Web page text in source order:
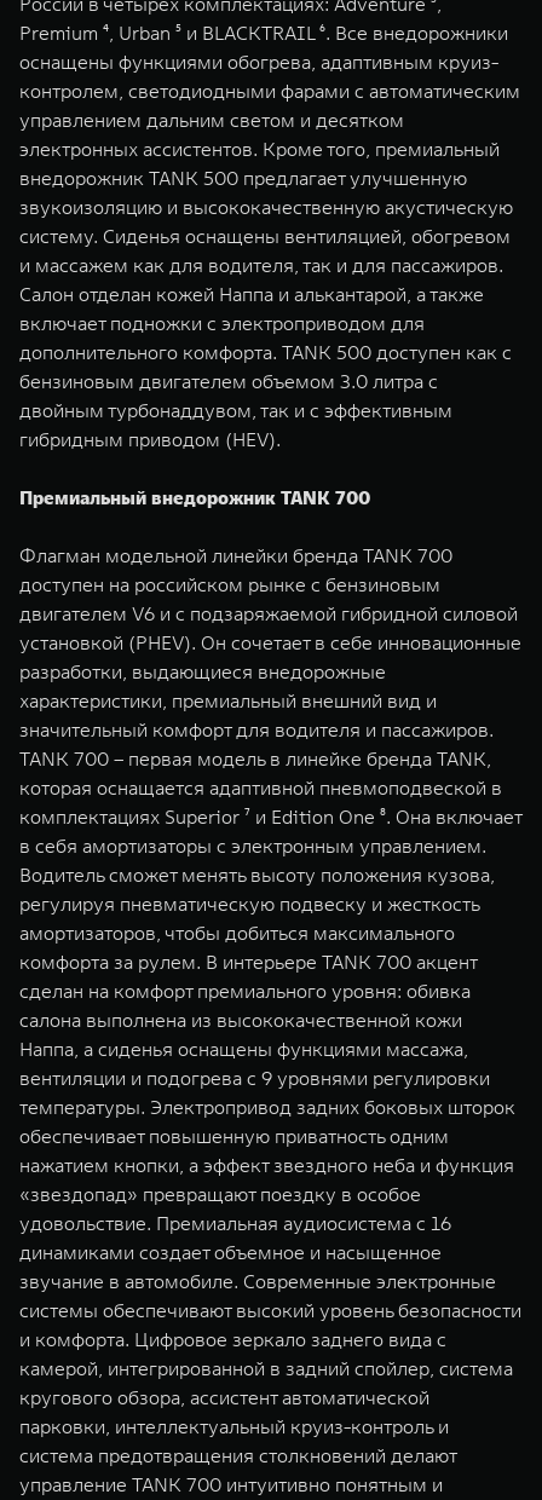
Premium ⁴, Urban ⁵ и BLACKTRAIL ⁶. Все внедорожники
оснащены функциями обогрева, адаптивным круиз-
контролем, светодиодными фарами с автоматическим
управлением дальним светом и десятком
электронных ассистентов. Кроме того, премиальный
внедорожник TANK 500 предлагает улучшенную
звукоизоляцию и высококачественную акустическую
систему. Сиденья оснащены вентиляцией, обогревом
и массажем как для водителя, так и для пассажиров.
Салон отделан кожей Наппа и алькантарой, а также
включает подножки с электроприводом для
дополнительного комфорта. TANK 500 доступен как с
бензиновым двигателем объемом 3.0 литра с
двойным турбонаддувом, так и с эффективным
гибридным приводом (HEV).
Премиальный внедорожник TANK 700
Флагман модельной линейки бренда TANK 700
доступен на российском рынке с бензиновым
двигателем V6 и c подзаряжаемой гибридной силовой
установкой (PHEV). Он сочетает в себе инновационные
разработки, выдающиеся внедорожные
характеристики, премиальный внешний вид и
значительный комфорт для водителя и пассажиров.
TANK 700 – первая модель в линейке бренда TANK,
которая оснащается адаптивной пневмоподвеской в
комплектациях Superior ⁷ и Edition One ⁸. Она включает
в себя амортизаторы с электронным управлением.
Водитель сможет менять высоту положения кузова,
регулируя пневматическую подвеску и жесткость
амортизаторов, чтобы добиться максимального
комфорта за рулем. В интерьере TANK 700 акцент
сделан на комфорт премиального уровня: обивка
салона выполнена из высококачественной кожи
Наппа, а сиденья оснащены функциями массажа,
вентиляции и подогрева с 9 уровнями регулировки
температуры. Электропривод задних боковых шторок
обеспечивает повышенную приватность одним
нажатием кнопки, а эффект звездного неба и функция
«звездопад» превращают поездку в особое
удовольствие. Премиальная аудиосистема с 16
динамиками создает объемное и насыщенное
звучание в автомобиле. Современные электронные
системы обеспечивают высокий уровень безопасности
и комфорта. Цифровое зеркало заднего вида с
камерой, интегрированной в задний спойлер, система
кругового обзора, ассистент автоматической
парковки, интеллектуальный круиз-контроль и
система предотвращения столкновений делают
управление TANK 700 интуитивно понятным и